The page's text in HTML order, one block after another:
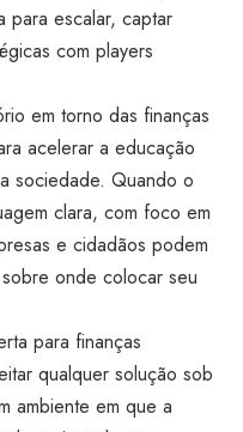
para escalar, captar
com players
em torno das finanças
acelerar a educação
sociedade. Quando o
clara, com foco em
e cidadãos podem
onde colocar seu
para finanças
qualquer solução sob
ambiente em que a